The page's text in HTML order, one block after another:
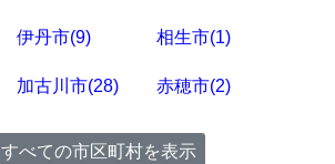
伊丹市(9) 相生市(1)
加古川市(28) 赤穂市(2)
すべての市区町村を表示